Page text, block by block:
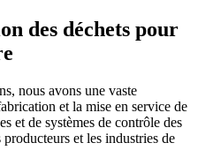
des déchets pour
nous avons une vaste
et la mise en service de
et de systèmes de contrôle des
et les industries de